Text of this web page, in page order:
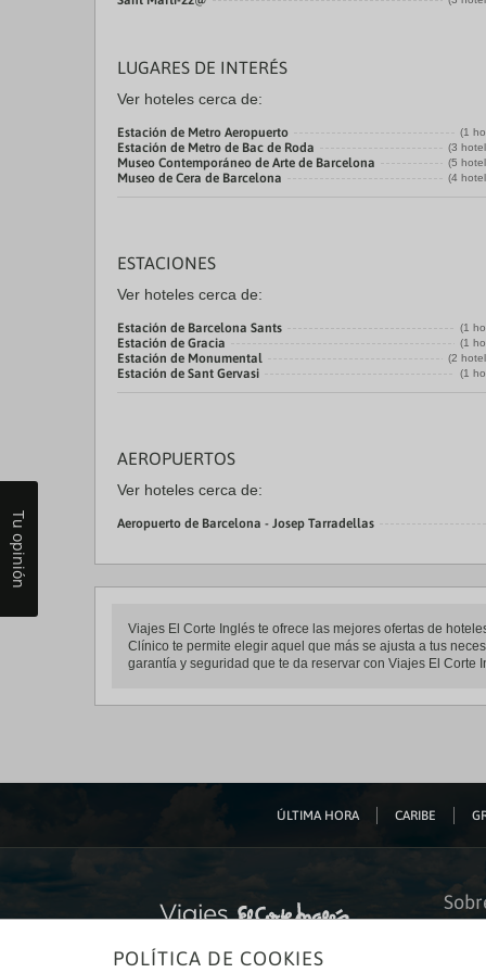
LUGARES DE INTERÉS
Ver hoteles cerca de:
Estación de Metro Aeropuerto (1
Estación de Metro de Bac de Roda (3
Museo Contemporáneo de Arte de Barcelona (5
Museo de Cera de Barcelona (4
ESTACIONES
Ver hoteles cerca de:
Estación de Barcelona Sants (1
Estación de Gracia (1
Estación de Monumental (2
Estación de Sant Gervasi (1
AEROPUERTOS
Ver hoteles cerca de:
Aeropuerto de Barcelona - Josep Tarradellas
Viajes El Corte Inglés te ofrece las mejores ofertas de
Clínico te permite elegir aquel que más se ajusta a tus
garantía y seguridad que te da reservar con Viajes El Corte
ÚLTIMA HORA CARIBE
POLÍTICA DE COOKIES
Tu opinión